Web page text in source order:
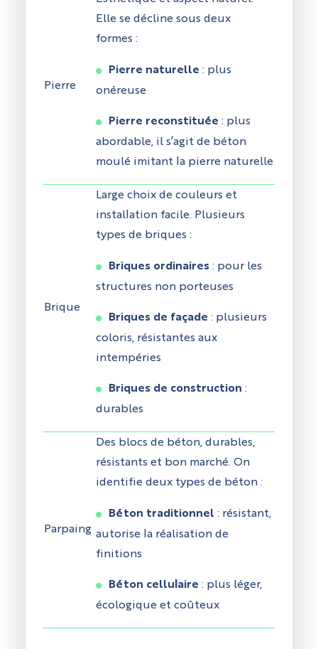
Pierre
Elle se décline sous deux
formes :
Pierre naturelle : plus
onéreuse
Pierre reconstituée : plus
abordable, il s’agit de béton
moulé imitant la pierre naturelle
Brique
Large choix de couleurs et
installation facile. Plusieurs
types de briques :
Briques ordinaires: pour les
structures non porteuses
Briques de façade : plusieurs
coloris, résistantes aux
intempéries
Briques de construction :
durables
Parpaing
Des blocs de béton, durables,
résistants et bon marché. On
identifie deux types de béton :
Béton traditionnel : résistant,
autorise la réalisation de
finitions
Béton cellulaire : plus léger,
écologique et coûteux